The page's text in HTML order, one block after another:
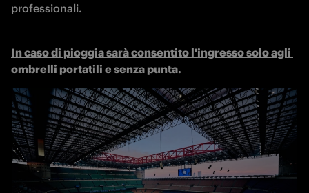
professionali.
In caso di pioggia sarà consentito l'ingresso solo agli
ombrelli portatili e senza punta.